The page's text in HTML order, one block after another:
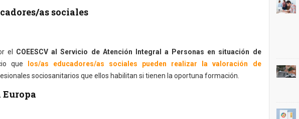
as sociales
el
COEESCV al Servicio de Atención Integral a Personas en situación de
que
los/as educadores/as sociales pueden realizar la valoración de
sociosanitarios que ellos habilitan si tienen la oportuna formación.
Europa